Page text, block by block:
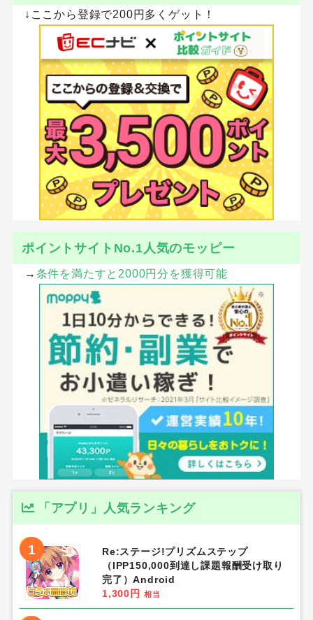
↓ここから登録で200円多くゲット！
ポイントサイトNo.1人気のモッピー
→ 条件を満たすと2000円分を獲得可能
「アプリ」人気ランキング
1
Re:ステージ!プリズムステップ
（IPP150,000到達し課題報酬受け取り
完了）Android
1,300円
相当